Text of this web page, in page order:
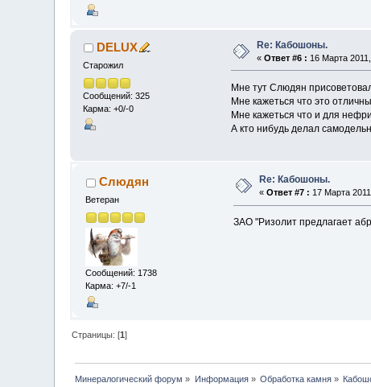
DELUX
Старожил
Сообщений: 325
Карма: +0/-0
Re: Кабошоны.
«Ответ #6 : 16 Марта
Мне тут Слюдян
Мне кажеться что это
Мне кажеться что и для
А кто нибудь делал
Слюдян
Ветеран
Сообщений: 1738
Карма: +7/-1
Re: Кабошоны.
«Ответ #7 : 17 Марта
ЗАО "Ризолит предлагает
Страницы: [1]
Минералогический форум » Информация» Обработка камня »